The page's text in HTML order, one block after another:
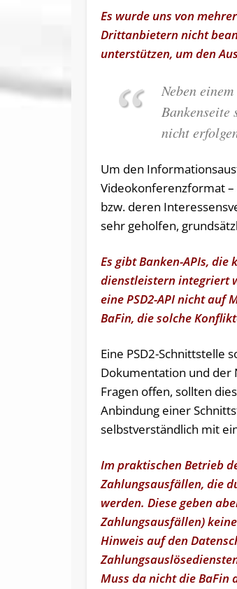
Es wurde uns von
Drittanbietern nicht
unterstützen, um den
Neben
Bankenseite
nicht
Um den
Videokonferenzformat
bzw. deren
sehr geholfen,
Es gibt Banken-APIs,
dienstleistern integriert
eine PSD2-API nicht
BaFin, die solche
Eine PSD2-
Dokumentation und der
Fragen offen, sollten
Anbindung einer
selbstverständlich mit
Im praktischen Betrieb
Zahlungsausfällen, die
werden. Diese geben
Zahlungsausfällen)
Hinweis auf den
Muss da nicht die BaFin